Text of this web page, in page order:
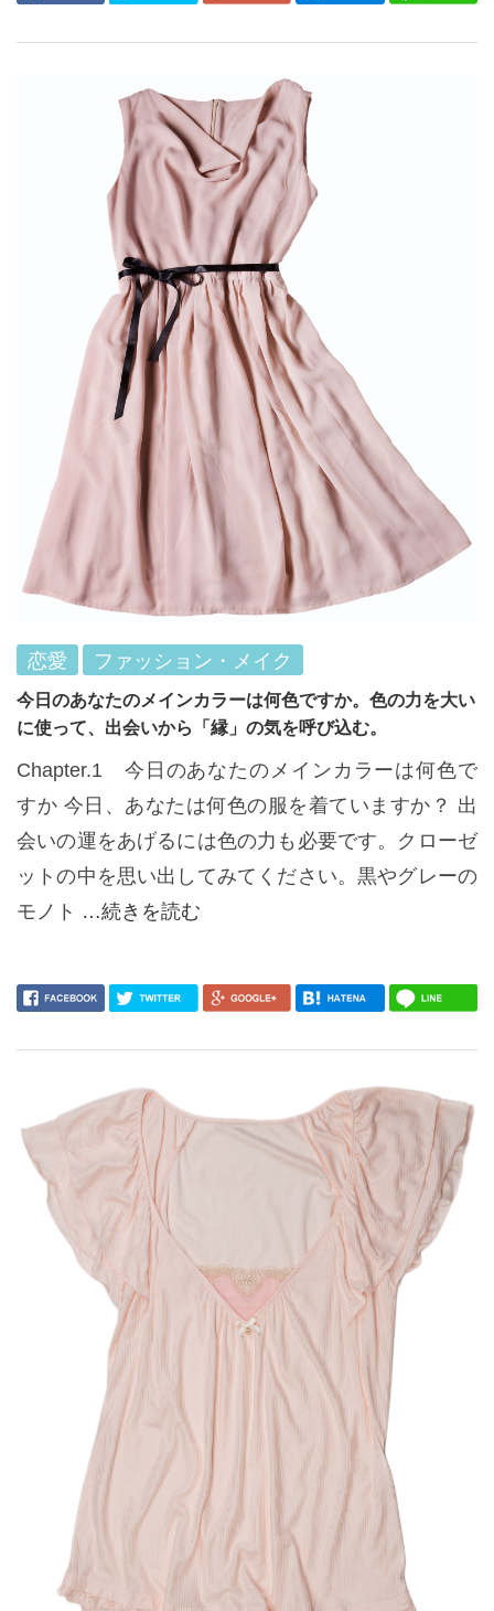
恋愛 ファッション・メイク
今日のあなたのメインカラーは何色ですか。色の力を大い
に使って、出会いから「縁」の気を呼び込む。
Chapter.1 今日のあなたのメインカラーは何色で
すか 今日、あなたは何色の服を着ていますか？ 出
会いの運をあげるには色の力も必要です。クローゼ
ットの中を思い出してみてください。黒やグレーの
モノト …続きを読む